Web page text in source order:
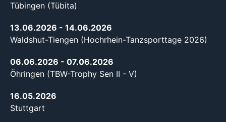
Tübingen (Tübita)
13.06.2026 - 14.06.2026
Waldshut-Tiengen (Hochrhein-Tanzsporttage 2026)
06.06.2026 - 07.06.2026
Öhringen (TBW-Trophy Sen II - V)
16.05.2026
Stuttgart